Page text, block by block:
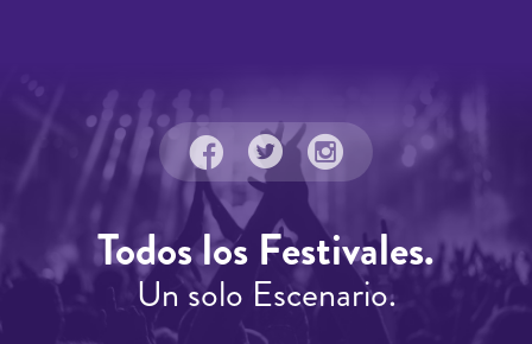
Todos los Festivales.
Un solo Escenario.